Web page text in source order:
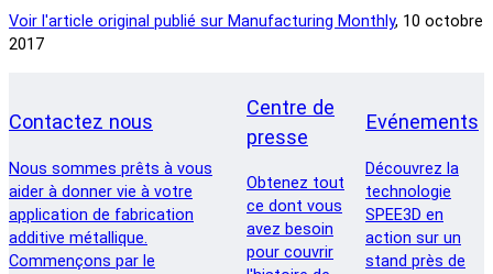
Voir l'article original publié sur Manufacturing Monthly, 10 octobre
2017
Contactez nous
Nous sommes prêts à vous
aider à donner vie à votre
application de fabrication
additive métallique.
Commençons par le
Centre de
presse
Obtenez tout
ce dont vous
avez besoin
pour couvrir
Evénements
Découvrez la
technologie
SPEE3D en
action sur un
stand près de